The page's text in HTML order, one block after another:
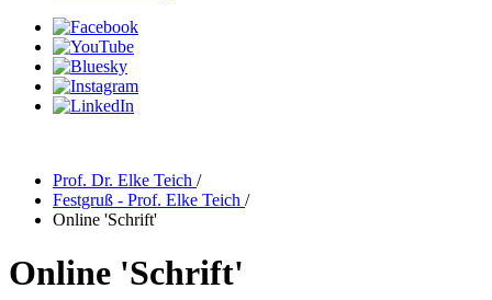
Prof. Dr. Elke Teich /
Festgruß - Prof. Elke Teich /
Online 'Schrift'
Online 'Schrift'